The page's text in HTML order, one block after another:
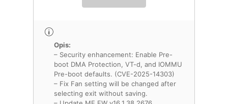
Opis:
– Security enhancement: Enable Pre-
boot DMA Protection, VT-d, and IOMMU
Pre-boot defaults. (CVE-2025-14303)
– Fix Fan setting will be changed after
selecting exit without saving.